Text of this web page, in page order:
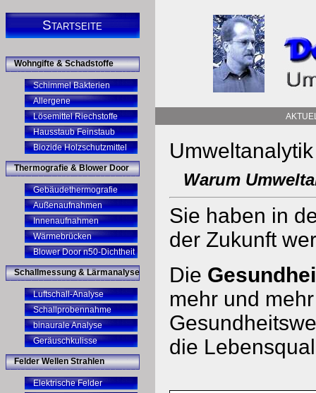
Startseite
Wohngifte & Schadstoffe
Schimmel Bakterien
Allergene
Lösemittel Riechstoffe
Hausstaub Feinstaub
Biozide Holzschutzmittel
Thermografie & Blower Door
Gebäudethermografie
Außenaufnahmen
Innenaufnahmen
Wärmebrücken
Blower Door n50-Dichtheit
Schallmessung & Lärmanalyse
Luftschall-Analyse
Schallprobennahme
binaurale Analyse
Geräuschkulisse
Felder Wellen Strahlen
Elektrische Felder
Warum
Sie haben in
der Zukunft
Die
mehr und
die